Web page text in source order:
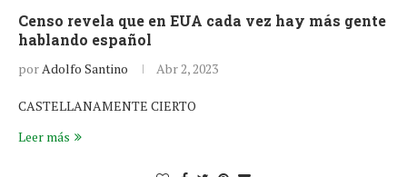
Censo revela que en EUA cada vez hay más gente
hablando español
porAdolfo Santino Abr 2, 2023
CASTELLANAMENTE CIERTO
Leer más